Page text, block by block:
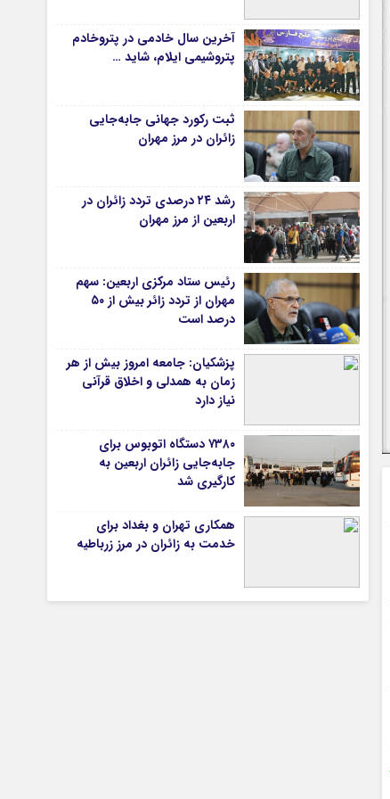
دانشگاه
آموزش و پرورش
بهداشت و درمان
سبک زندگی
حوادث، انتظامی
شهری و رفاهی
شهرداری و شورای شهر
*ماناسپهر
یادداشت روز
اطلاعیه
پیام تبریک ماناسپهر
پیام تسلیت ماناسپهر
پیوندهای سایت
آخرین سال خادمی در پتروخادم
پتروشیمی ایلام، شاید …
ثبت رکورد جهانی جابه‌جایی
زائران در مرز مهران
رشد ۲۴ درصدی تردد زائران در
اربعین از مرز مهران
رئیس ستاد مرکزی اربعین: سهم
مهران از تردد زائر بیش از ۵۰
درصد است
پزشکیان: جامعه امروز بیش از هر
زمان به همدلی و اخلاق قرآنی
نیاز دارد
۷۳۸۰ دستگاه اتوبوس برای
جابه‌جایی زائران اربعین به‌
کارگیری شد
همکاری تهران و بغداد برای
خدمت به زائران در مرز زرباطیه